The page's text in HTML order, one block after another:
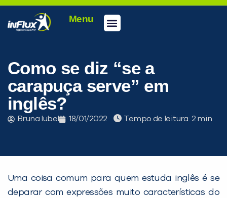
Menu
Como se diz “se a
carapuça serve” em
inglês?
Bruna Iubel 18/01/2022 Tempo de leitura:
Uma coisa comum para quem estuda inglês é se
deparar com expressões muito características do